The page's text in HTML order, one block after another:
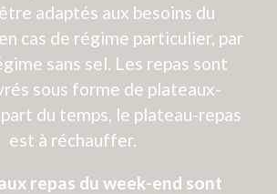
FINANCEMENT
financer votre projet